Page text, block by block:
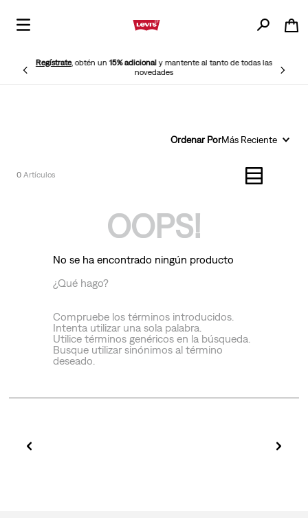
Regístrate, obtén un15% adicionaly mantente al tanto de todas las
novedades
Ordenar PorMás Reciente
0
OOPS!
No se ha encontrado ningún producto
¿Qué hago?
Compruebe los términos introducidos.
Intenta utilizar una sola palabra.
Utilice términos genéricos en la búsqueda.
Busque utilizar sinónimos al término
deseado.